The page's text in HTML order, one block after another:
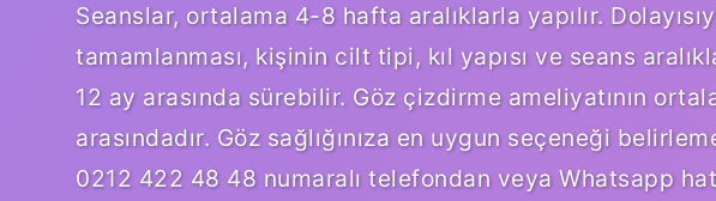
Seanslar, ortalama 4-8 hafta aralıklarla yapılır.
tamamlanması, kişinin cilt tipi, kıl yapısı ve seans
12 ay arasında sürebilir. Göz çizdirme ameliyatının
arasındadır. Göz sağlığınıza en uygun seçeneği
0212 422 48 48 numaralı telefondan veya Whatsapp